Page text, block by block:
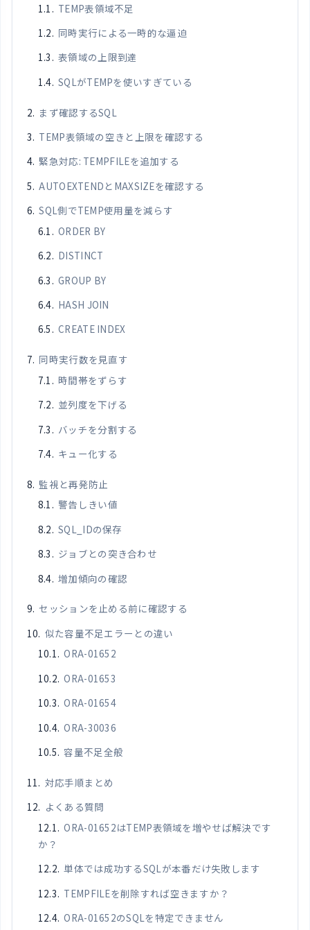
TEMP表領域不足
同時実行による一時的な逼迫
表領域の上限到達
SQLがTEMPを使いすぎている
まず確認するSQL
TEMP表領域の空きと上限を確認する
緊急対応: TEMPFILEを追加する
AUTOEXTENDとMAXSIZEを確認する
SQL側でTEMP使用量を減らす
ORDER BY
DISTINCT
GROUP BY
HASH JOIN
CREATE INDEX
同時実行数を見直す
時間帯をずらす
並列度を下げる
バッチを分割する
キュー化する
監視と再発防止
警告しきい値
SQL_IDの保存
ジョブとの突き合わせ
増加傾向の確認
セッションを止める前に確認する
似た容量不足エラーとの違い
ORA-01652
ORA-01653
ORA-01654
ORA-30036
容量不足全般
対応手順まとめ
よくある質問
ORA-01652はTEMP表領域を増やせば解決です
か？
単体では成功するSQLが本番だけ失敗します
TEMPFILEを削除すれば空きますか？
ORA-01652のSQLを特定できません